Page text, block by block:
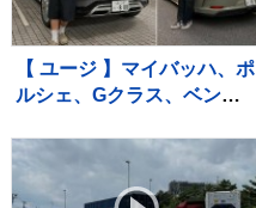
【 ユージ 】マイバッハ、ポ
ルシェ、Gクラス、ベント
えた華麗なる愛車の写真を
公開 フォロワー「スゴい
クルマばかりだ」